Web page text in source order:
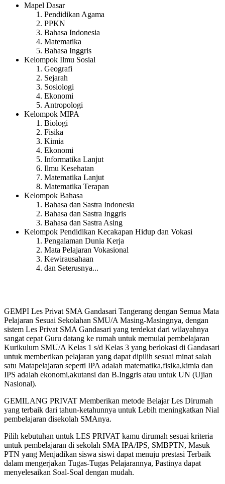
Mapel Dasar
Pendidikan Agama
PPKN
Bahasa Indonesia
Matematika
Bahasa Inggris
Kelompok Ilmu Sosial
Geografi
Sejarah
Sosiologi
Ekonomi
Antropologi
Kelompok MIPA
Biologi
Fisika
Kimia
Ekonomi
Informatika Lanjut
Ilmu Kesehatan
Matematika Lanjut
Matematika Terapan
Kelompok Bahasa
Bahasa dan Sastra Indonesia
Bahasa dan Sastra Inggris
Bahasa dan Sastra Asing
Kelompok Pendidikan Kecakapan Hidup dan Vokasi
Pengalaman Dunia Kerja
Mata Pelajaran Vokasional
Kewirausahaan
dan Seterusnya...
GEMPI Les Privat SMA Gandasari Tangerang dengan Semua Mata
Pelajaran Sesuai Sekolahan SMU/A Masing-Masingnya, dengan
sistem Les Privat SMA Gandasari yang terdekat dari wilayahnya
sangat cepat Guru datang ke rumah untuk memulai pembelajaran
Kurikulum SMU/A Kelas 1 s/d Kelas 3 yang berlokasi di Gandasari
untuk memberikan pelajaran yang dapat dipilih sesuai minat salah
satu Matapelajaran seperti IPA adalah matematika,fisika,kimia dan
IPS adalah ekonomi,akutansi dan B.Inggris atau untuk UN (Ujian
Nasional).
GEMILANG PRIVAT Memberikan metode Belajar Les Dirumah
yang terbaik dari tahun-ketahunnya untuk Lebih meningkatkan Nial
pembelajaran disekolah SMAnya.
Pilih kebutuhan untuk LES PRIVAT kamu dirumah sesuai kriteria
untuk pembelajaran di sekolah SMA IPA/IPS, SMBPTN, Masuk
PTN yang Menjadikan siswa siswi dapat menuju prestasi Terbaik
dalam mengerjakan Tugas-Tugas Pelajarannya, Pastinya dapat
menyelesaikan Soal-Soal dengan mudah.